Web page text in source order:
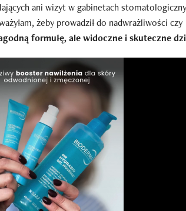
ani wizyt w gabinetach
żeby prowadził do nadwrażliwości czy
formułę, ale widoczne i skuteczne